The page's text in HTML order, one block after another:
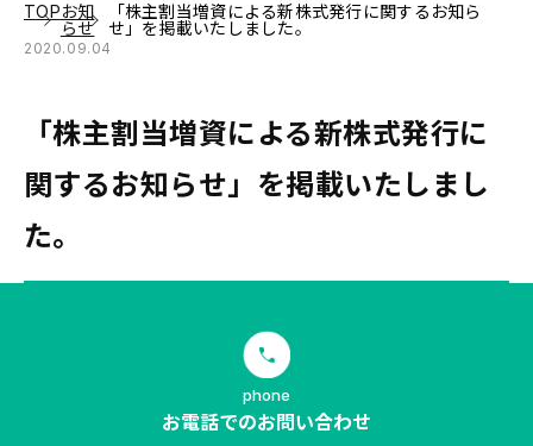
TOPお知
らせ
「株主割当増資による新株式発行に関するお知ら
せ」を掲載いたしました。
2020.09.04
「株主割当増資による新株式発行に
関するお知らせ」を掲載いたしまし
た。
phone
お電話でのお問い合わせ